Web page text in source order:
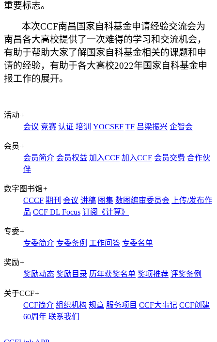
重要标志。
本次CCF南昌国家自科基金申请经验交流会为
南昌各大高校提供了一次难得的学习和交流机会，
有助于帮助大家了解国家自科基金相关的课题和申
请的经验，有助于各大高校2022年国家自科基金申
报工作的展开。
活动+
会议 竞赛 认证 培训 YOCSEF TF 吕梁振兴 企智会
会员+
会员简介 会员权益 加入CCF 加入CCF 会员交费 合作伙
伴
数字图书馆+
CCCF 期刊 会议 讲稿 图集 数图编审委员会
上传/发布作
品 CCF DL Focus 订阅《计算》
专委+
专委简介 专委条例 工作问答 专委名单
奖励+
奖励动态 奖励目录 历年获奖名单 奖项推荐 评奖条例
关于CCF+
CCF简介 组织机构 规章 服务项目 CCF大事记 CCF创建
60周年 联系我们